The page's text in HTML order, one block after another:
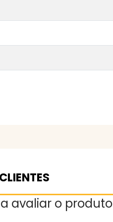
avaliar o produto